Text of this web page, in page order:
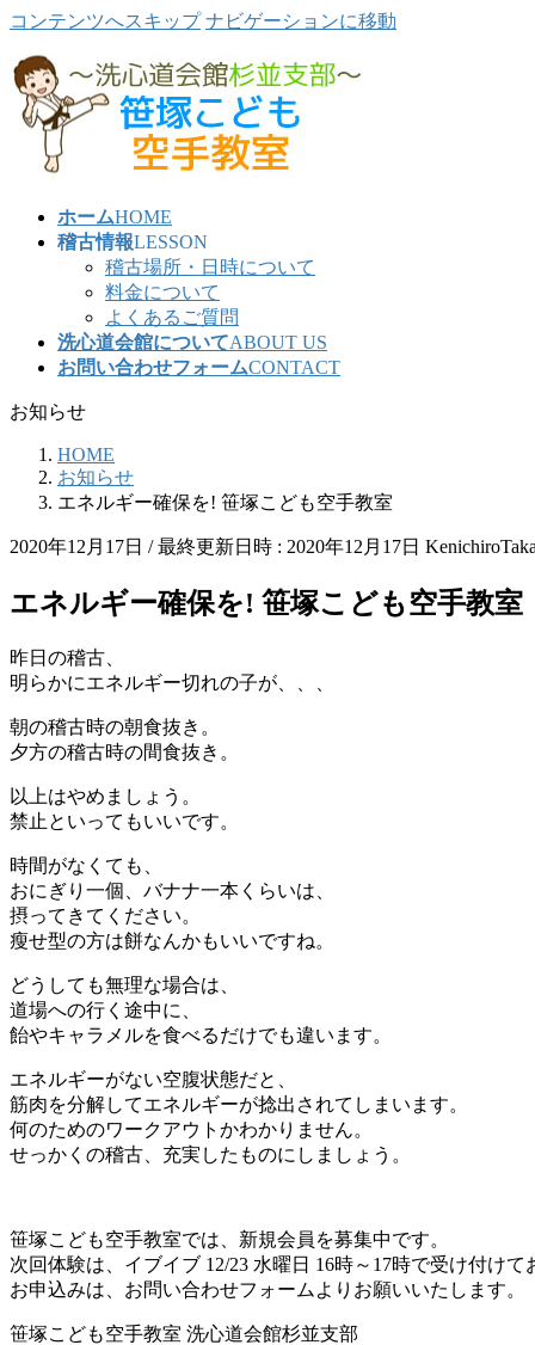
コンテンツへスキップ ナビゲーションに移動
ホームHOME
稽古情報LESSON
稽古場所・日時について
料金について
よくあるご質問
洗心道会館についてABOUT US
お問い合わせフォームCONTACT
お知らせ
HOME
お知らせ
エネルギー確保を! 笹塚こども空手教室
2020年12月17日 / 最終更新日時 : 2020年12月17日
エネルギー確保を! 笹塚こども空手教室
昨日の稽古、
明らかにエネルギー切れの子が、、、
朝の稽古時の朝食抜き。
夕方の稽古時の間食抜き。
以上はやめましょう。
禁止といってもいいです。
時間がなくても、
おにぎり一個、バナナ一本くらいは、
摂ってきてください。
瘦せ型の方は餅なんかもいいですね。
どうしても無理な場合は、
道場への行く途中に、
飴やキャラメルを食べるだけでも違います。
エネルギーがない空腹状態だと、
筋肉を分解してエネルギーが捻出されてしまいます。
何のためのワークアウトかわかりません。
せっかくの稽古、充実したものにしましょう。
笹塚こども空手教室では、新規会員を募集中です。
次回体験は、イブイブ 12/23 水曜日 16時～17時で受け付けて
お申込みは、お問い合わせフォームよりお願いいたします。
笹塚こども空手教室 洗心道会館杉並支部